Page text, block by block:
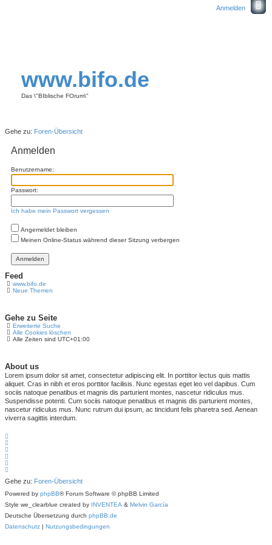
Anmelden
www.bifo.de
Das \"BIblische FOrum\"
Gehe zu: Foren-Übersicht
Anmelden
Benutzername:
Passwort:
Ich habe mein Passwort vergessen
Angemeldet bleiben
Meinen Online-Status während dieser Sitzung verbergen
Feed
www.bifo.de
Neue Themen
Gehe zu Seite
Erweiterte Suche
Alle Cookies löschen
Alle Zeiten sind UTC+01:00
About us
Lorem ipsum dolor sit amet, consectetur adipiscing elit. In porttitor lectus quis mattis
aliquet. Cras in nibh et eros porttitor facilisis. Nunc egestas eget leo vel dapibus. Cum
sociis natoque penatibus et magnis dis parturient montes, nascetur ridiculus mus.
Suspendisse potenti. Cum sociis natoque penatibus et magnis dis parturient montes,
nascetur ridiculus mus. Nunc rutrum dui ipsum, ac tincidunt felis pharetra sed. Aenean
viverra sagittis interdum.
Gehe zu: Foren-Übersicht
Powered by phpBB® Forum Software © phpBB Limited
Style we_clearblue created by INVENTEA & Melvin García
Deutsche Übersetzung durch phpBB.de
Datenschutz | Nutzungsbedingungen